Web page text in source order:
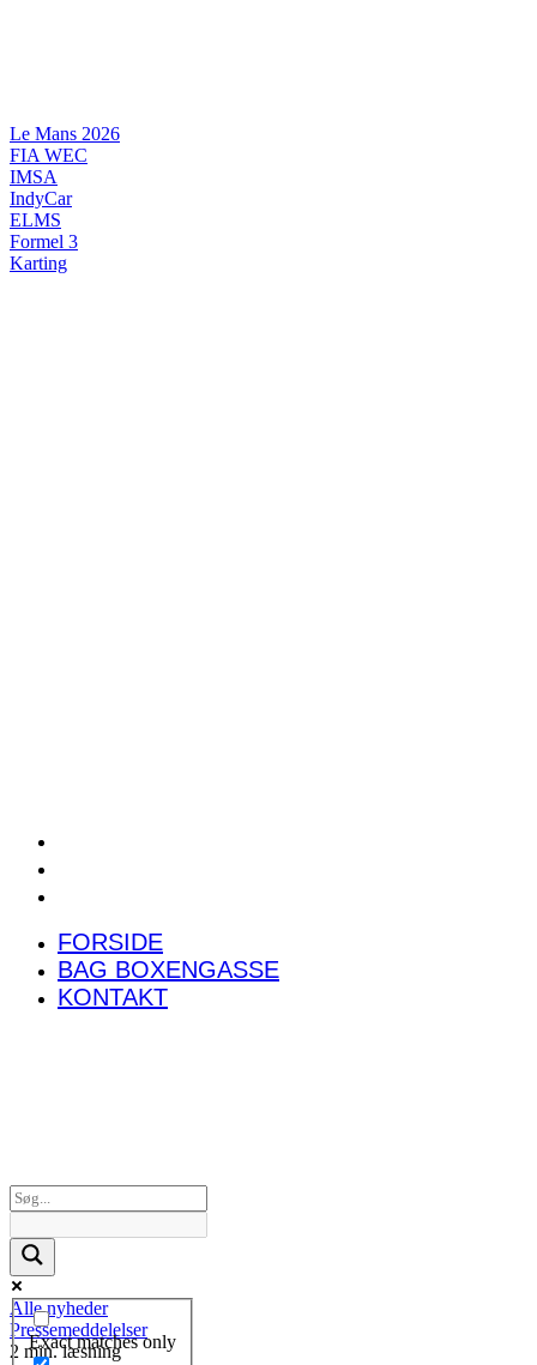
Le Mans 2026
FIA WEC
IMSA
IndyCar
ELMS
Formel 3
Karting
FORSIDE
BAG BOXENGASSE
KONTAKT
Exact matches only
Alle nyheder
Pressemeddelelser
2 min. læsning